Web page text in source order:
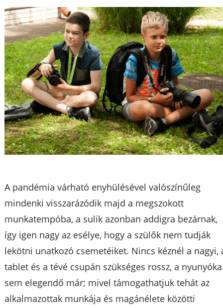
A pandémia várható enyhülésével valószínűleg
mindenki visszarázódik majd a megszokott
munkatempóba, a sulik azonban addigra bezárnak,
így igen nagy az esélye, hogy a szülők nem tudják
lekötni unatkozó csemetéiket. Nincs kéznél a nagyi,
tablet és a tévé csupán szükséges rossz, a nyunyóka
sem elegendő már; mivel támogathatjuk tehát az
alkalmazottak munkája és magánélete közötti